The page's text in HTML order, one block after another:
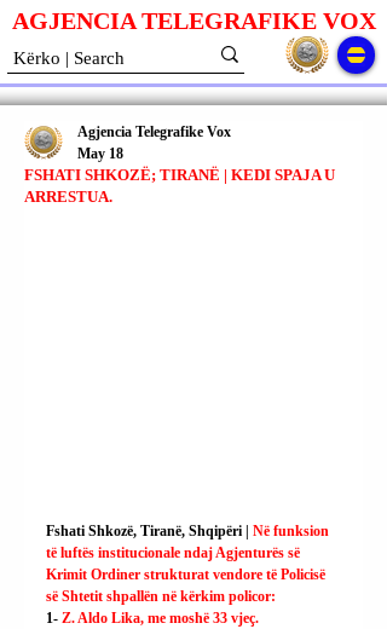
AGJENCIA TELEGRAFIKE VOX
FSHATI SHKOZË; TIRANË | KEDI SPAJA U
ARRESTUA.
Agjencia Telegrafike Vox
May 18
Fshati Shkozë, Tiranë, Shqipëri | Në funksion
të luftës institucionale ndaj Agjenturës së
Krimit Ordiner strukturat vendore të Policisë
së Shtetit shpallën në kërkim policor:
1- Z. Aldo Lika, me moshë 33 vjeç.